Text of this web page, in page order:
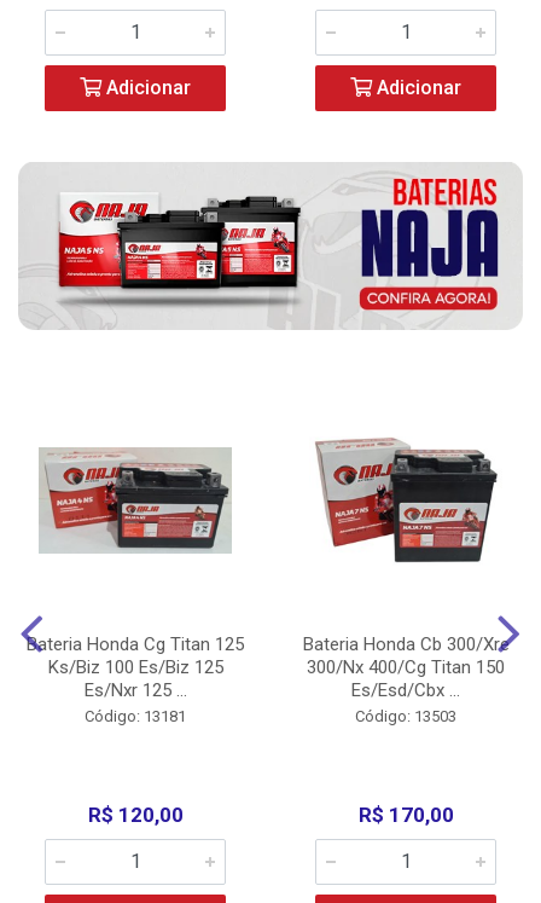
Adicionar Adicionar
Bateria Honda Cg Titan 125
Ks/Biz 100 Es/Biz 125
Es/Nxr 125 ...
Código: 13181
R$ 120,00
Bateria Honda Cb 300/Xre
300/Nx 400/Cg Titan 150
Es/Esd/Cbx ...
Código: 13503
R$ 170,00